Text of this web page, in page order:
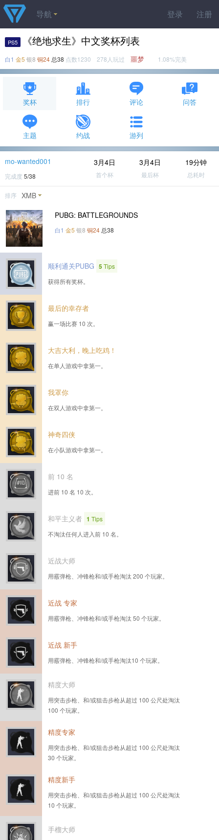
登录 注册
导航
PS5 《绝地求生》中文奖杯列表
白1 金5 银8 铜24 总38 点数1230 278人玩过 噩梦 1.08%完美
奖杯 排行 评论 问答
主题 约战 游列
mo-wanted001
完成度 5/38
3月4日
首个杯
3月4日
最后杯
19分钟
总耗时
排序 XMB
PUBG: BATTLEGROUNDS
白1 金5 银8 铜24 总38
顺利通关PUBG 5Tips
获得所有奖杯。
最后的幸存者
赢一场比赛 10 次。
大吉大利，晚上吃鸡！
在单人游戏中拿第一。
我罩你
在双人游戏中拿第一。
神奇四侠
在小队游戏中拿第一。
前 10 名
进前 10 名 10 次。
和平主义者 1 Tips
不淘汰任何人进入前 10 名。
近战大师
用霰弹枪、冲锋枪和/或手枪淘汰 200 个玩家。
近战 专家
用霰弹枪、冲锋枪和/或手枪淘汰 50 个玩家。
近战 新手
用霰弹枪、冲锋枪和/或手枪淘汰10 个玩家。
精度大师
用突击步枪、和/或狙击步枪从超过 100 公尺处淘汰
100 个玩家。
精度专家
用突击步枪、和/或狙击步枪从超过 100 公尺处淘汰
30 个玩家。
精度新手
用突击步枪、和/或狙击步枪从超过 100 公尺处淘汰
10 个玩家。
手榴大师